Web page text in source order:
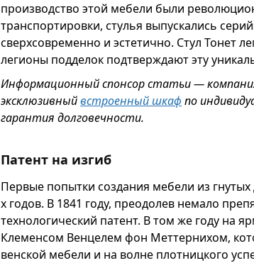
производство этой мебели были
транспортировки, стулья выпускались
сверхсовременно и эстетично. Стул Тонет
легионы подделок подтверждают эту
Информационный спонсор статьи —
эксклюзивныйвстроенный шкаф по
гарантия долговечности.
Патент на изгиб
Первые попытки создания мебели из
х годов. В 1841 году, преодолев немало
технологический патент. В том же году на
Клеменсом Венцелем фон Меттернихом,
венской мебели и на волне плотницкого